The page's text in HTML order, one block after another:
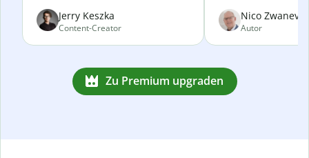
Jerry Keszka
Content-Creator
Nico
Autor
Zu Premium upgraden